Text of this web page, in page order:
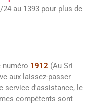
au 1393 pour plus de
numéro 1912 (Au Sri
aux laissez-passer
service d'assistance, le
compétents sont